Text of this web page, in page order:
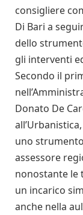
consigliere
Di Bari a
dello
gli interventi
Secondo il
Donato De
uno
assessore
nonostante le
un incarico
anche nella